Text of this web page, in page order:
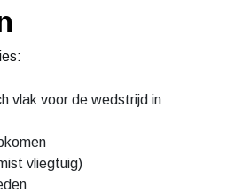
vlak voor de wedstrijd in
vliegtuig)